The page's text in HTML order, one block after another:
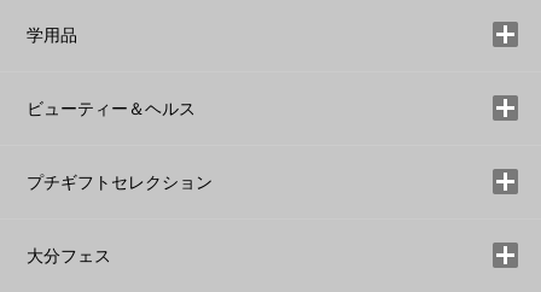
学用品
ビューティー＆ヘルス
プチギフトセレクション
大分フェス